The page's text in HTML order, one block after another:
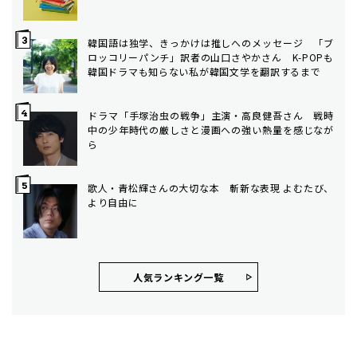
韓国語は独学、きっかけは推しへのメッセージ 「ブ
ロッコリーパンチ」訳者の山口さやかさん K-POPも
韓国ドラマも知らない私が韓国文学を翻訳するまで
ドラマ「手塚治虫の戦争」主演・高良健吾さん 戦時
中の少年時代の厳しさと漫画への強い熱量を感じなが
ら
歌人・青松輝さんの大切な本 斬新な表現 よむたび、
より自由に
人気ランキング⼀覧